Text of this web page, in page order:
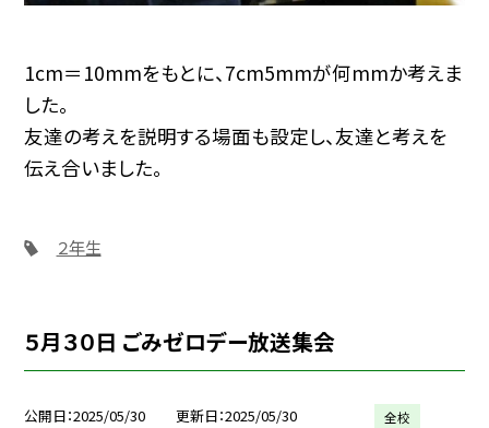
1cm＝10mmをもとに、7cm5mmが何mmか考えま
した。
友達の考えを説明する場面も設定し、友達と考えを
伝え合いました。
２年生
５月３０日 ごみゼロデー放送集会
公開日 2025/05/30 更新日 2025/05/30 全校